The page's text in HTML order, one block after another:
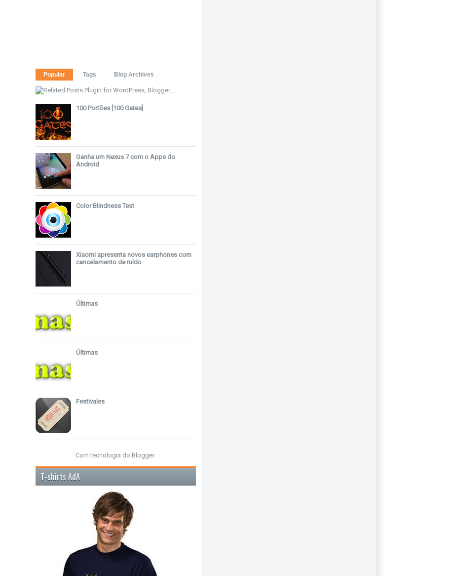
Popular Tags Blog Archives
100 Portões [100 Gates]
Ganha um Nexus 7 com o Apps do
Android
Color Blindness Test
Xiaomi apresenta novos earphones com
cancelamento de ruído
Últimas
Últimas
Festivales
Com tecnologia do Blogger.
T-shirts AdA